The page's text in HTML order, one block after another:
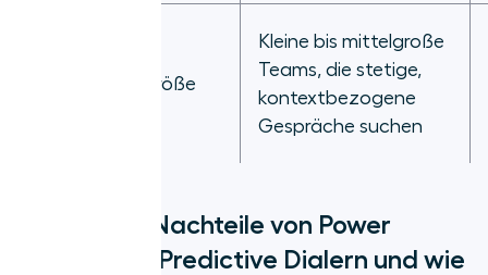
Ideale Teamgröße
Kleine bis mittelgroße
Teams, die stetige,
kontextbezogene
Gespräche suchen
Potenzielle Nachteile von Power
Dialern und Predictive Dialern und wie